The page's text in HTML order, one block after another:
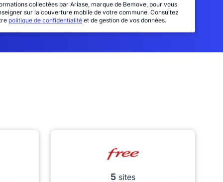
collectées par Ariase, marque de Bemove, pour vous
sur la couverture mobile de votre commune. Consultez
politique de confidentialité et de gestion de vos données.
5 sites